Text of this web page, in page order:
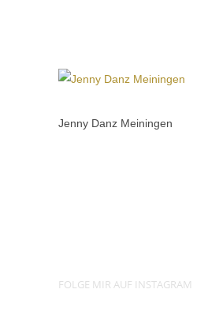
Jenny Danz Meiningen
FOLGE MIR AUF INSTAGRAM